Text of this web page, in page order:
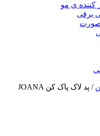
کننده ی مو
برقی
صورت
/ پد لاک پاک کن JOANA